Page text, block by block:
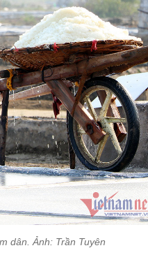
dân. Ảnh: Trần Tuyên